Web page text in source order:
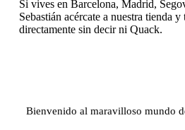
Si vives en Barcelona, Madrid,
Sebastián acércate a nuestra tienda
directamente sin decir ni Quack.
Bienvenido al maravilloso mundo